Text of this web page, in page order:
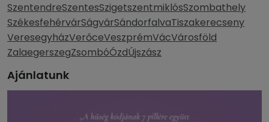
SzentendreSzentesSzigetszentmiklósSzombathely
SzékesfehérvárSágvárSándorfalvaTiszakerecseny
VeresegyházVerőceVeszprémVácVárosföld
ZalaegerszegZsombóÓzdÚjszász
Ajánlatunk